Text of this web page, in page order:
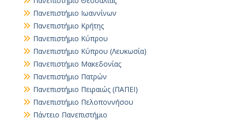
Πανεπιστήμιο Ιωαννίνων
Πανεπιστήμιο Κρήτης
Πανεπιστήμιο Κύπρου
Πανεπιστήμιο Κύπρου (Λευκωσία)
Πανεπιστήμιο Μακεδονίας
Πανεπιστήμιο Πατρών
Πανεπιστήμιο Πειραιώς (ΠΑΠΕΙ)
Πανεπιστήμιο Πελοποννήσου
Πάντειο Πανεπιστήμιο